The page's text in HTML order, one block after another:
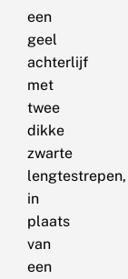
een
geel
achterlijf
met
twee
dikke
zwarte
lengtestrepen,
in
plaats
van
een